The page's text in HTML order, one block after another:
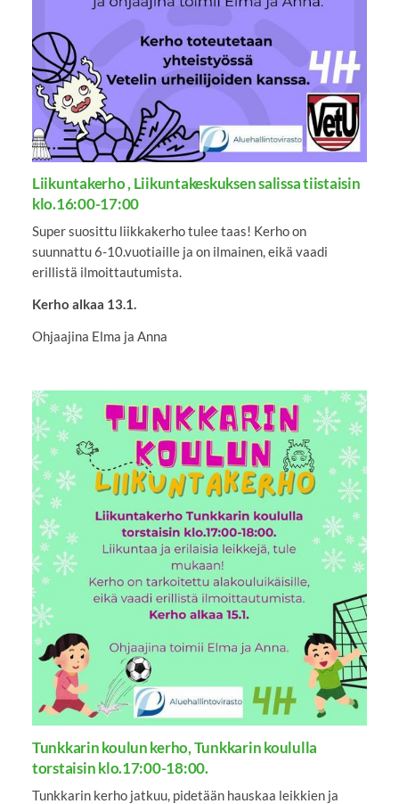
Liikuntakerho , Liikuntakeskuksen salissa tiistaisin
klo.16:00-17:00
Super suosittu liikkakerho tulee taas! Kerho on
suunnattu 6-10.vuotiaille ja on ilmainen, eikä vaadi
erillistä ilmoittautumista.
Kerho alkaa 13.1.
Ohjaajina Elma ja Anna
Tunkkarin koulun kerho, Tunkkarin koululla
torstaisin klo.17:00-18:00.
Tunkkarin kerho jatkuu, pidetään hauskaa leikkien ja